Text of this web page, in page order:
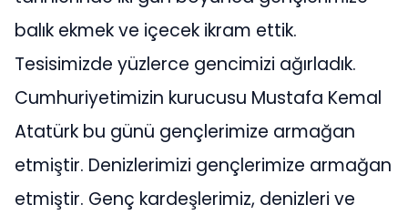
balık ekmek ve içecek ikram ettik.
Tesisimizde yüzlerce gencimizi ağırladık.
Cumhuriyetimizin kurucusu Mustafa Kemal
Atatürk bu günü gençlerimize armağan
etmiştir. Denizlerimizi gençlerimize armağan
etmiştir. Genç kardeşlerimiz, denizleri ve